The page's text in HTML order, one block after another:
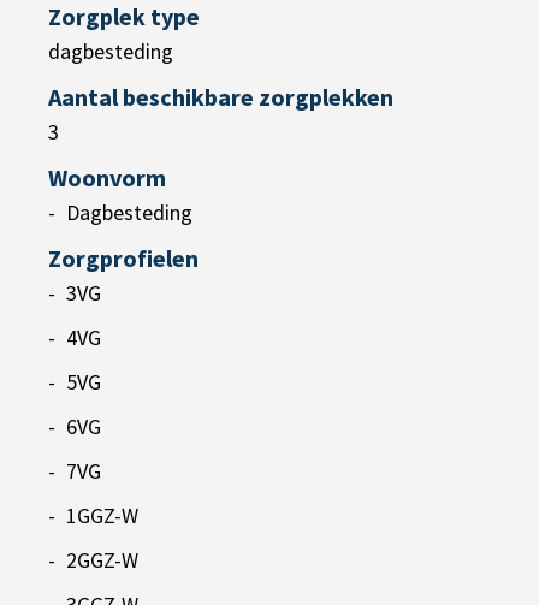
Zorgplek type
dagbesteding
Aantal beschikbare zorgplekken
3
Woonvorm
Dagbesteding
Zorgprofielen
3VG
4VG
5VG
6VG
7VG
1GGZ-W
2GGZ-W